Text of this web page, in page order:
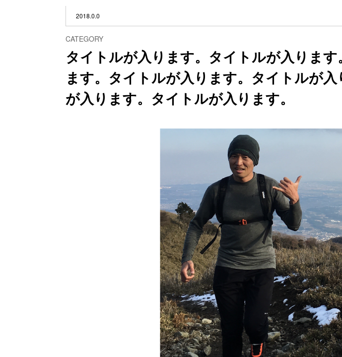
2018.0.0
CATEGORY
タイトルが入ります。タイトルが入りま
ます。タイトルが入ります。タイトルが
が入ります。タイトルが入ります。